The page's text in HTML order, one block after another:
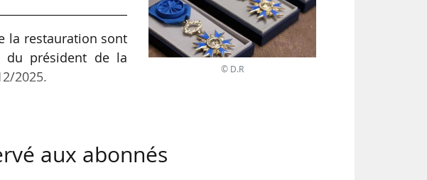
la restauration sont
du président de la
2025.
© D.R
aux abonnés